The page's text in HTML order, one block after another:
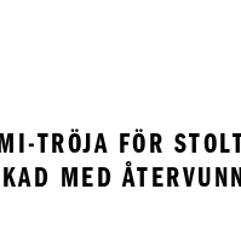
TRÖJA FÖR
MED